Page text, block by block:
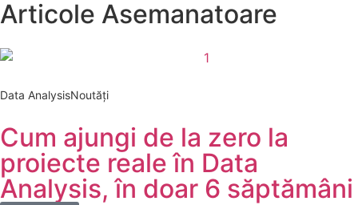
Articole Asemanatoare
Data AnalysisNoutăți
Cum ajungi de la zero la
proiecte reale în Data
Analysis, în doar 6 săptămâni